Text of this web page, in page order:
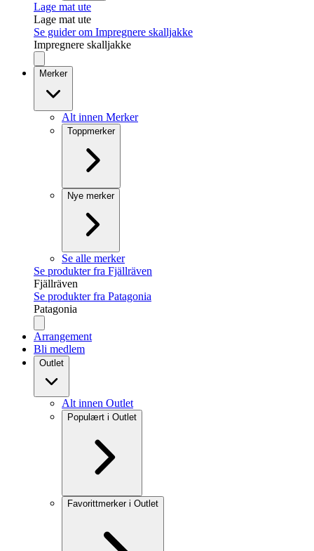
Lage mat ute
Lage mat ute
Se guider om Impregnere skalljakke
Impregnere skalljakke
Merker
Alt innen Merker
Toppmerker
Nye merker
Se alle merker
Se produkter fra Fjällräven
Fjällräven
Se produkter fra Patagonia
Patagonia
Arrangement
Bli medlem
Outlet
Alt innen Outlet
Populært i Outlet
Favorittmerker i Outlet